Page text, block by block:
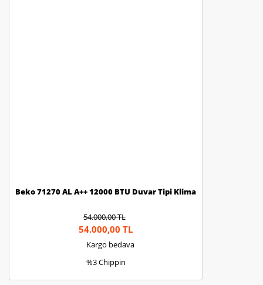
Beko 71270 AL A++ 12000 BTU Duvar Tipi Klima
54.000,00 TL
54.000,00 TL
Kargo bedava
%3 Chippin